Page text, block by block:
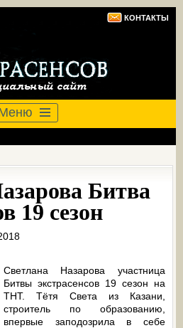
КОНТАКТЫ
Битва
19 сезон
Светлана Назарова участница
Битвы экстрасенсов 19 сезон на
ТНТ. Тётя Света из Казани,
строитель по образованию,
впервые заподозрила в себе